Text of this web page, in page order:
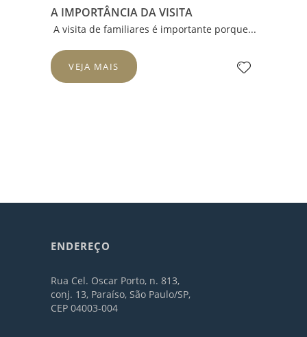
A IMPORTÂNCIA DA VISITA
A visita de familiares é importante porque...
VEJA MAIS
ENDEREÇO
Rua Cel. Oscar Porto, n. 813,
conj. 13, Paraíso, São Paulo/SP,
CEP 04003-004